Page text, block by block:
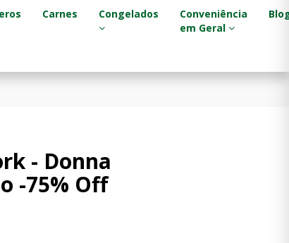
Carnes Congelados
Conveniência
em Geral
- Donna
-75% Off